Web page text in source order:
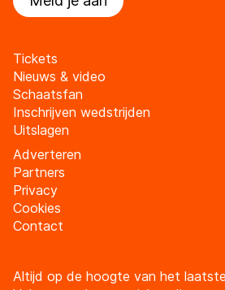
Tickets
Nieuws & video
Schaatsfan
Inschrijven wedstrijden
Uitslagen
Adverteren
Partners
Privacy
Cookies
Contact
Altijd op de hoogte van het